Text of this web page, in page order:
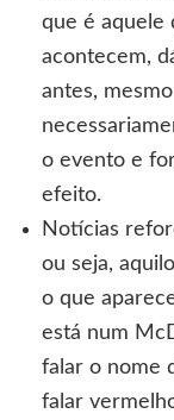
que é aquele
acontecem,
antes,
o evento e
efeito.
Notícias
ou seja,
o que
está num
falar o nome
falar